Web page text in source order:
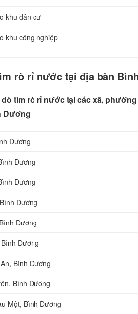
khu dân cư
khu công nghiệp
rò rỉ nước tại địa bàn
tìm rò rỉ nước tại các xã, phường
Dương
Dương
Dương
Dương
Dương
Dương
Dương
Bình Dương
Bình Dương
Một, Bình Dương